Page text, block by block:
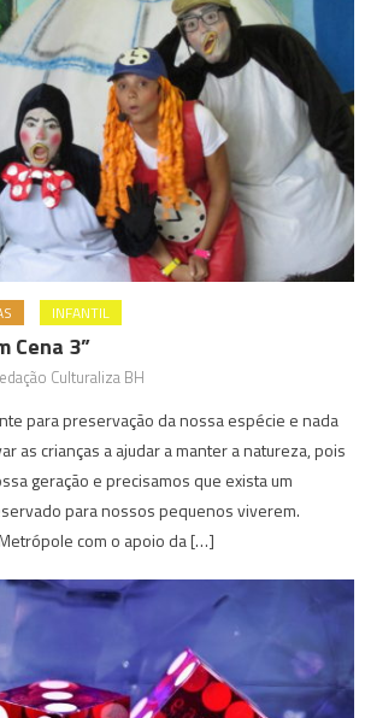
INFANTIL
Cena 3”
Culturaliza BH
para preservação da nossa espécie e nada
as crianças a ajudar a manter a natureza, pois
geração e precisamos que exista um
para nossos pequenos viverem.
com o apoio da […]